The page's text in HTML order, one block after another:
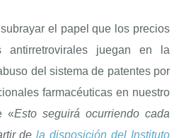
el papel que los precios
antirretrovirales juegan en la
del sistema de patentes por
farmacéuticas en nuestro
«Esto seguirá ocurriendo cada
dela disposición del Instituto